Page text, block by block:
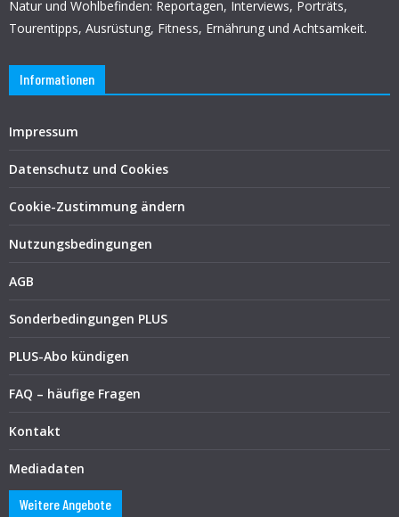
Natur und Wohlbefinden: Reportagen, Interviews, Porträts,
Tourentipps, Ausrüstung, Fitness, Ernährung und Achtsamkeit.
Informationen
Impressum
Datenschutz und Cookies
Cookie-Zustimmung ändern
Nutzungsbedingungen
AGB
Sonderbedingungen PLUS
PLUS-Abo kündigen
FAQ – häufige Fragen
Kontakt
Mediadaten
Weitere Angebote